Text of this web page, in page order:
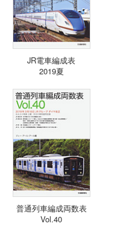
JR電車編成表
2019夏
普通列車編成両数表
Vol.40